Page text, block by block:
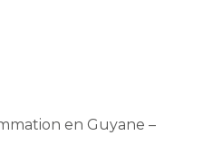
en Guyane –